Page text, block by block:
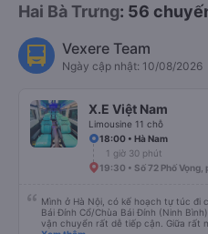
Hai Bà Trưng: 56
Vexere Team
Ngày cập nhật: 10/08/2026
X.E Việt Nam
Limousine 11 chỗ
18:00 • Hà Nam
1 giờ 30 phút
19:30 • Số 72 Phố
Mình ở Hà Nội, có kế hoạch tự túc đi
Bái Đính Cổ/Chùa Bái Đính (Ninh
vận chuyển rất dễ tiếp cận. Giữa rất